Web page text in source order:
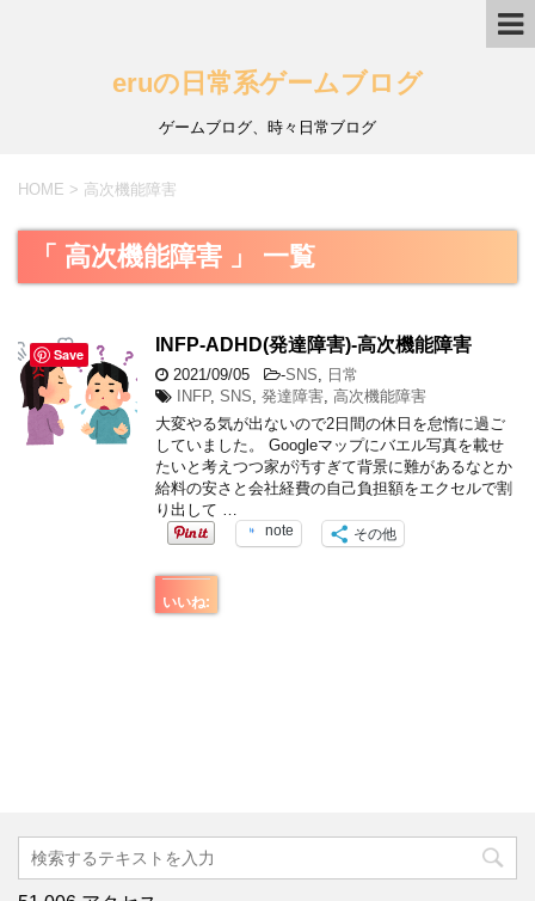
eruの日常系ゲームブログ
ゲームブログ、時々日常ブログ
HOME > 高次機能障害
「 高次機能障害 」 一覧
INFP-ADHD(発達障害)-高次機能障害
2021/09/05 -SNS
日常
INFP, SNS 発達障害 高次機能障害
大変やる気が出ないので2日間の休日を怠惰に過ご
していました。 Googleマップにバエル写真を載せ
たいと考えつつ家が汚すぎて背景に難があるなとか
給料の安さと会社経費の自己負担額をエクセルで割
り出して …
note その他
いいね:
Save